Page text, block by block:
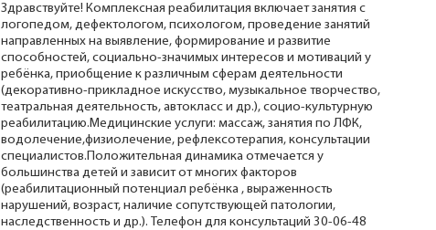
Здравствуйте! Комплексная реабилитация включает занятия с
логопедом, дефектологом, психологом, проведение занятий
направленных на выявление, формирование и развитие
способностей, социально-значимых интересов и мотиваций у
ребёнка, приобщение к различным сферам деятельности
(декоративно-прикладное искусство, музыкальное творчество,
театральная деятельность, автокласс и др.), социо-культурную
реабилитацию.Медицинские услуги: массаж, занятия по ЛФК,
водолечение,физиолечение, рефлексотерапия, консультации
специалистов.Положительная динамика отмечается у
большинства детей и зависит от многих факторов
(реабилитационный потенциал ребёнка , выраженность
нарушений, возраст, наличие сопутствующей патологии,
наследственность и др.). Телефон для консультаций 30-06-48